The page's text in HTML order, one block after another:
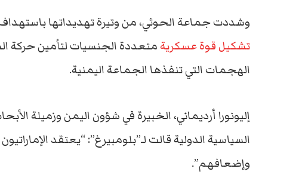
وشددت جماعة الحوثي، من وتيرة تهديداتها باستهداف
تشكيل قوة عسكريةمتعددة الجنسيات لتأمين حركة
الهجمات التي تنفذها الجماعة اليمنية.
إليونورا أرديماني، الخبيرة في شؤون اليمن وزميلة
السياسية الدولية قالت لـ”بلومبيرغ”: “يعتقد
وإضعافهم”.